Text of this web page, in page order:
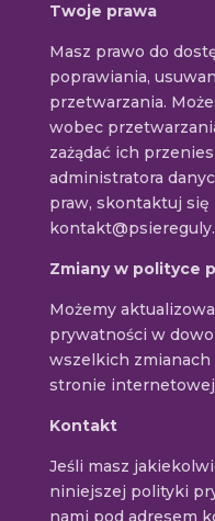
Twoje prawa
Masz prawo do
poprawiania,
przetwarzania.
wobec
zażądać ich
administratora
praw, skontaktuj się
Zmiany w polityce
Możemy
prywatności w
wszelkich zmianach
stronie
Kontakt
Jeśli masz
niniejszej polityki
nami pod adresem